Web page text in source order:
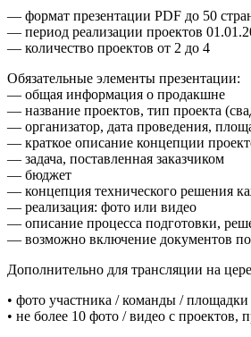
— формат презентации PDF до 50
— период реализации проектов
— количество проектов от 2 до 4
Обязательные элементы презентации:
— общая информация о продакшне
— название проектов, тип проекта
— организатор, дата проведения,
— краткое описание концепции
— задача, поставленная заказчиком
— бюджет
— концепция технического решения
— реализация: фото или видео
— описание процесса подготовки,
— возможно включение документов
Дополнительно для трансляции на
•⁠ ⁠фото участника / команды /
•⁠ ⁠⁠не более 10 фото / видео с проектов,